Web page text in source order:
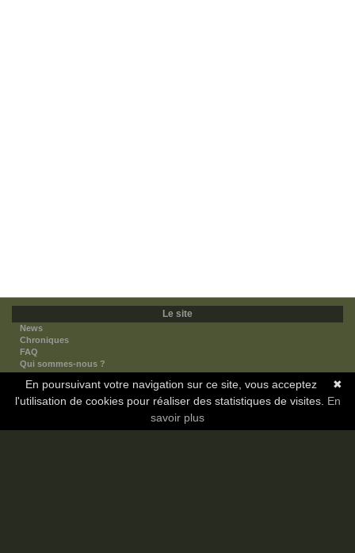
Le site
News
Chroniques
FAQ
Qui sommes-nous ?
Nos partenaires
Faites-nous connaitre
Nous contacter
✖
En poursuivant votre navigation sur ce site, vous acceptez
l'utilisation de cookies pour réaliser des statistiques de visites. En
savoir plus